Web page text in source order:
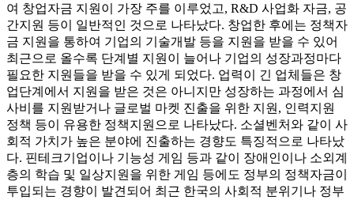
여 창업자금 지원이 가장 주를 이루었고, R&D 사업화 자금, 공
간지원 등이 일반적인 것으로 나타났다. 창업한 후에는 정책자
금 지원을 통하여 기업의 기술개발 등을 지원을 받을 수 있어
최근으로 올수록 단계별 지원이 늘어나 기업의 성장과정마다
필요한 지원들을 받을 수 있게 되었다. 업력이 긴 업체들은 창
업단계에서 지원을 받은 것은 아니지만 성장하는 과정에서 심
사비를 지원받거나 글로벌 마켓 진출을 위한 지원, 인력지원
정책 등이 유용한 정책지원으로 나타났다. 소셜벤처와 같이 사
회적 가치가 높은 분야에 진출하는 경향도 특징적으로 나타났
다. 핀테크기업이나 기능성 게임 등과 같이 장애인이나 소외계
층의 학습 및 일상지원을 위한 게임 등에도 정부의 정책자금이
투입되는 경향이 발견되어 최근 한국의 사회적 분위기나 정부